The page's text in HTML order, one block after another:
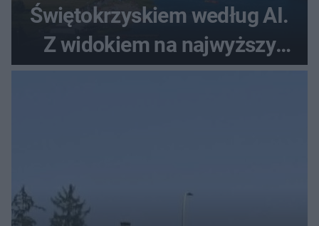
Świętokrzyskiem według AI.
Z widokiem na najwyższy
szczyt Gór Świętokrzyskich